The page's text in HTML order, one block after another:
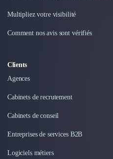
Multipliez votre visibilité
Comment nos avis sont vérifiés
Clients
Agences
Cabinets de recrutement
Cabinets de conseil
Entreprises de services B2B
Logiciels métiers